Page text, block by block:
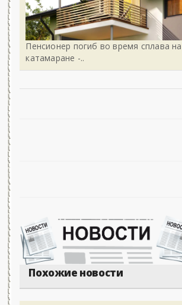
Пенсионер погиб во время сплава на
катамаране -..
Похожие новости